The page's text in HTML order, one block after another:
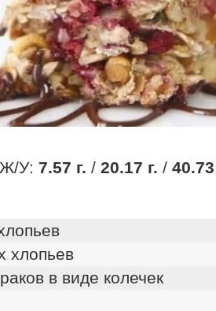
У: 7.57 г. / 20.17 г. / 40.73
хлопьев
в виде колечек